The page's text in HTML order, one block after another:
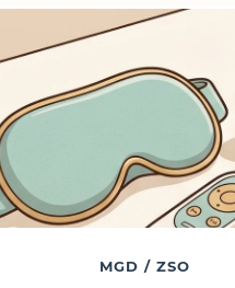
Nie masz konta?Zarejestruj
MGD / ZSO
Zapomniałeś hasła?
Wesprzyj przez
są bezpiecznie obsługiwane
HotPay.